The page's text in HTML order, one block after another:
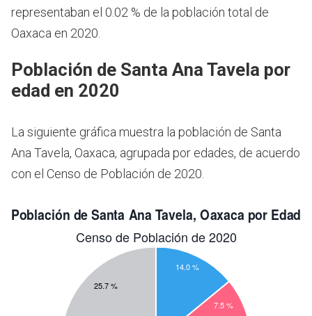
representaban el 0.02 % de la población total de
Oaxaca en 2020.
Población de Santa Ana Tavela por
edad en 2020
La siguiente gráfica muestra la población de Santa
Ana Tavela, Oaxaca, agrupada por edades, de acuerdo
con el Censo de Población de 2020.